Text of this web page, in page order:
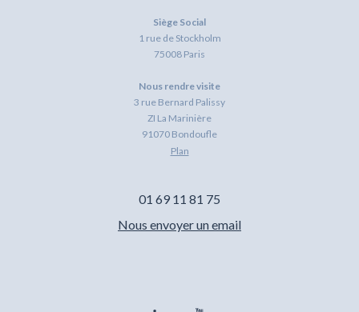
Siège Social
1 rue de Stockholm
75008 Paris
Nous rendre visite
3 rue Bernard Palissy
ZI La Marinière
91070 Bondoufle
Plan
01 69 11 81 75
Nous envoyer un email